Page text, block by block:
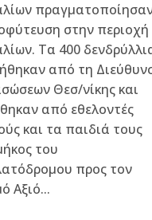
στην περιοχή
Τα 400
από τη
Θεσ/νίκης και
από εθελοντές
και τα παιδιά τους
του
προς τον
Αξιό...